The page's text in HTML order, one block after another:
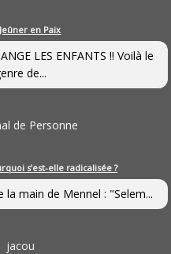
Jeûner en Paix
LES ENFANTS !! Voilà le
de...
de Personne
s’est-elle radicalisée ?
la main de Mennel : "Selem...
jacou